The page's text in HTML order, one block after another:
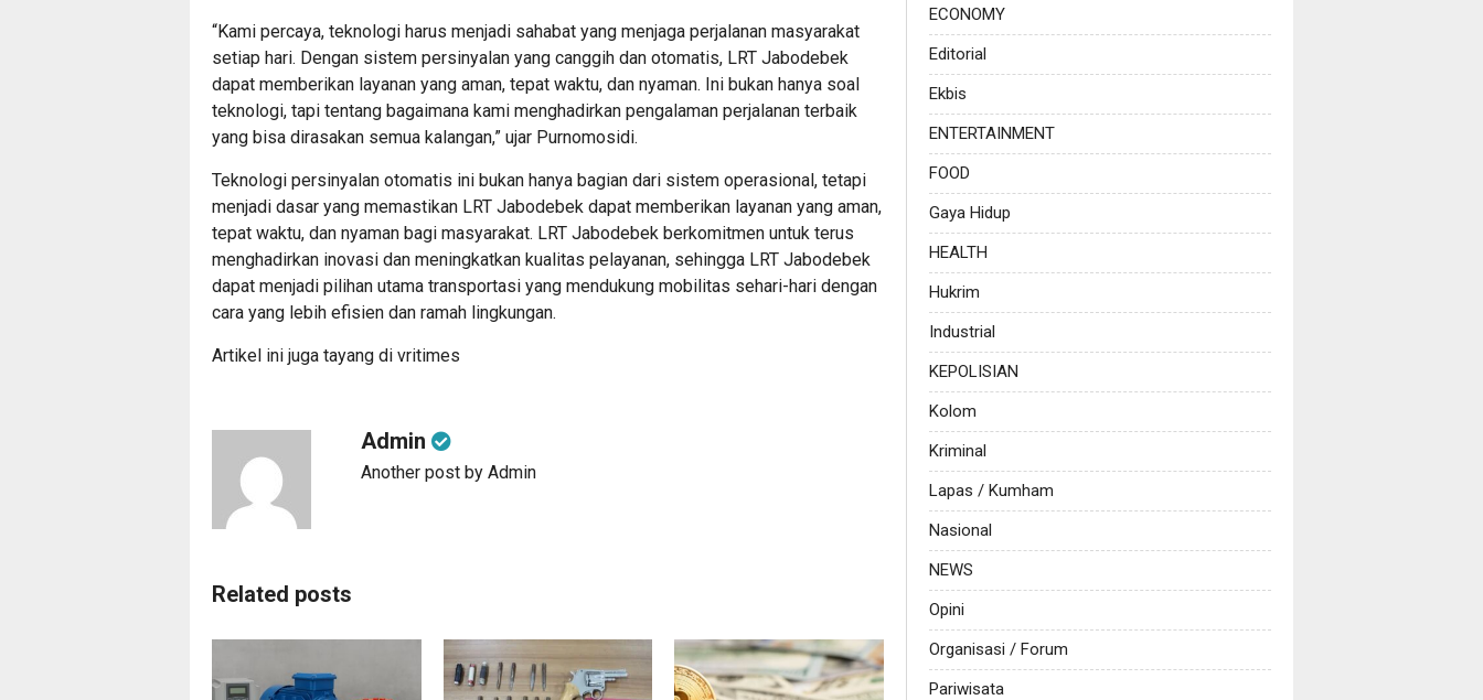
“Kami percaya, teknologi harus menjadi sahabat yang menjaga perjalanan masyarakat
setiap hari. Dengan sistem persinyalan yang canggih dan otomatis, LRT Jabodebek
dapat memberikan layanan yang aman, tepat waktu, dan nyaman. Ini bukan hanya soal
teknologi, tapi tentang bagaimana kami menghadirkan pengalaman perjalanan terbaik
yang bisa dirasakan semua kalangan,” ujar Purnomosidi.
Teknologi persinyalan otomatis ini bukan hanya bagian dari sistem operasional, tetapi
menjadi dasar yang memastikan LRT Jabodebek dapat memberikan layanan yang aman,
tepat waktu, dan nyaman bagi masyarakat. LRT Jabodebek berkomitmen untuk terus
menghadirkan inovasi dan meningkatkan kualitas pelayanan, sehingga LRT Jabodebek
dapat menjadi pilihan utama transportasi yang mendukung mobilitas sehari-hari dengan
cara yang lebih efisien dan ramah lingkungan.
Artikel ini juga tayang di vritimes
Admin
Another post by Admin
Related posts
ECONOMY
Editorial
Ekbis
ENTERTAINMENT
FOOD
Gaya Hidup
HEALTH
Hukrim
Industrial
KEPOLISIAN
Kolom
Kriminal
Lapas / Kumham
Nasional
NEWS
Opini
Organisasi / Forum
Pariwisata